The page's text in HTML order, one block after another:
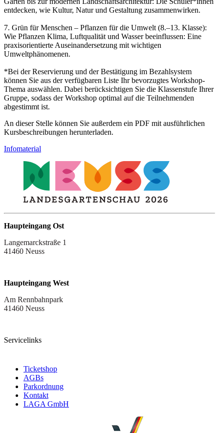
entdecken, wie Kultur, Natur und Gestaltung zusammenwirken.
7. Grün für Menschen – Pflanzen für die Umwelt (8.–13. Klasse):
Wie Pflanzen Klima, Luftqualität und Wasser beeinflussen: Eine
praxisorientierte Auseinandersetzung mit wichtigen
Umweltphänomenen.
*Bei der Reservierung und der Bestätigung im Bezahlsystem
können Sie aus der verfügbaren Liste Ihr bevorzugtes Workshop-
Thema auswählen. Dabei berücksichtigen Sie die Klassenstufe Ihrer
Gruppe, sodass der Workshop optimal auf die Teilnehmenden
abgestimmt ist.
An dieser Stelle können Sie außerdem ein PDF mit ausführlichen
Kursbeschreibungen herunterladen.
Infomaterial
Haupteingang Ost
Langemarckstraße 1
41460 Neuss
Haupteingang West
Am Rennbahnpark
41460 Neuss
Servicelinks
Ticketshop
AGBs
Parkordnung
Kontakt
LAGA GmbH